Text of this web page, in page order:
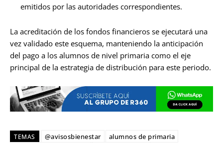
emitidos por las autoridades correspondientes.
La acreditación de los fondos financieros se ejecutará una
vez validado este esquema, manteniendo la anticipación
del pago a los alumnos de nivel primaria como el eje
principal de la estrategia de distribución para este periodo.
TEMAS @avisosbienestar
alumnos de primaria